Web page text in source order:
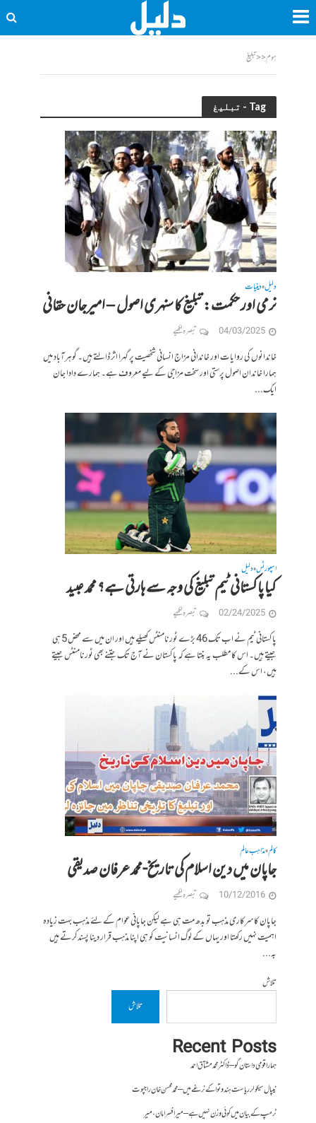
ہوم<<تبلیغ
Tag - تبلیغ
دلیل•دینیات
نرمی اور حکمت: تبلیغ کا سنہری اصول – امیرجان حقانی
04/03/2025 تبصرہ لکھیے
خاندانوں کی روایات اور خاندانی مزاج انسانی شخصیت پر گہرا اثر ڈالتے ہیں۔ گوہرآباد میں
ہمارا خاندان اصول پرستی اور سخت مزاجی کے لیے معروف ہے۔ ہمارے دادا جان
ایک...
اسپورٹس•دلیل
کیا پاکستانی ٹیم تبلیغ کی وجہ سے ہارتی ہے؟ محمد عبید
02/24/2025 تبصرہ لکھیے
پاکستانی ٹیم نے اب تک 46 بڑے ٹورنامنٹس کھیلے ہیں اور ان میں سے محض 5 ہی
جیتے ہیں۔ اس کا مطلب یہ بنتا ہے کہ پاکستان نے آج تک جتنے بھی ٹورنامنٹس جیتے
ہیں، اس کے...
کالم•مذاہب عالم
جاپان میں دین اسلام کی تاریخ-محمد عرفان صدیقی
10/12/2016 تبصرہ لکھیے
جاپان کا سرکاری مذہب تو بدھ مت ہی ہے لیکن جاپانی عوام کے لئے مذہب بہت زیادہ
اہمیت نہیں رکھتا اور یہاں کے لوگ انسانیت کو ہی اپنا مذہب قرار دینا پسندکرتے ہیں
بہ...
تلاش
تلاش
Recent Posts
ہمارا قومی داستان گو – ڈاکٹر محمد مشتاق احمد
نیپال سیکولر ریاست ہندوتوا کے نرغے میں – محمد محسن خان راجپوت
ٹرمپ کے بیان میں کوئی وزن نہیں ہے – میر افسرامان،میر